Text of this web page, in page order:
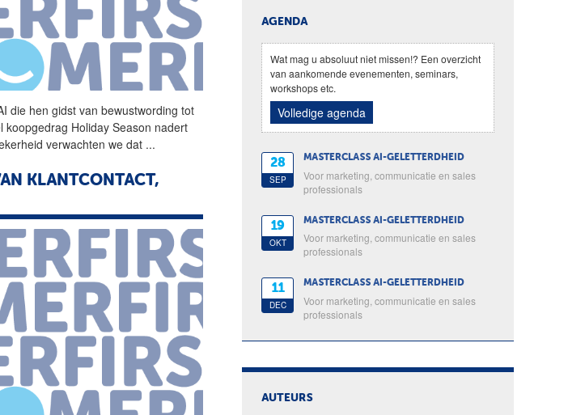
die hen gidst van bewustwording tot
Holiday Season nadert
verwachten we dat ...
KLANTCONTACT,
AGENDA
Wat mag u absoluut niet missen!? Een overzicht
van aankomende evenementen, seminars,
workshops etc.
Volledige agenda
28
SEP
MASTERCLASS AI-GELETTERDHEID
Voor marketing, communicatie en sales
professionals
19
OKT
MASTERCLASS AI-GELETTERDHEID
Voor marketing, communicatie en sales
professionals
11
DEC
MASTERCLASS AI-GELETTERDHEID
Voor marketing, communicatie en sales
professionals
AUTEURS